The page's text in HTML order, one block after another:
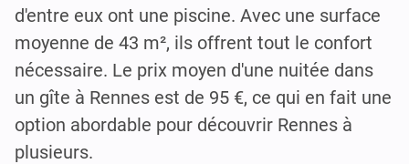
d'entre eux ont une piscine. Avec une surface
moyenne de 43 m², ils offrent tout le confort
nécessaire. Le prix moyen d'une nuitée dans
un gîte à Rennes est de 95 €, ce qui en fait une
option abordable pour découvrir Rennes à
plusieurs.